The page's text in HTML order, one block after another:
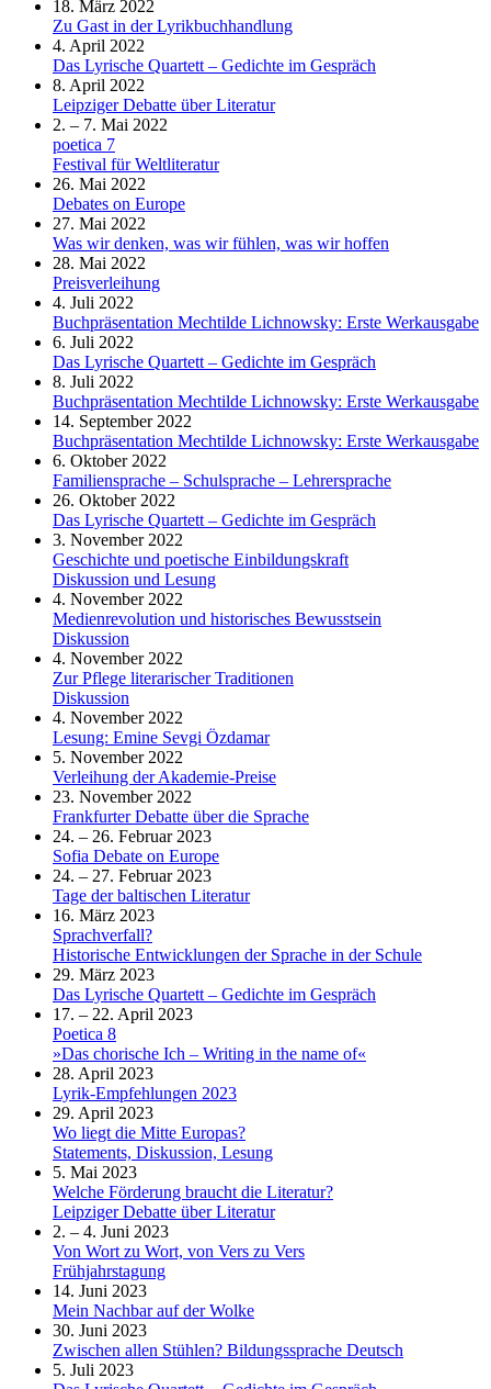
18. März 2022
Zu Gast in der Lyrikbuchhandlung
4. April 2022
Das Lyrische Quartett – Gedichte im Gespräch
8. April 2022
Leipziger Debatte über Literatur
2. – 7. Mai 2022
poetica 7
Festival für Weltliteratur
26. Mai 2022
Debates on Europe
27. Mai 2022
Was wir denken, was wir fühlen, was wir hoffen
28. Mai 2022
Preisverleihung
4. Juli 2022
Buchpräsentation Mechtilde Lichnowsky: Erste Werkausgabe
6. Juli 2022
Das Lyrische Quartett – Gedichte im Gespräch
8. Juli 2022
Buchpräsentation Mechtilde Lichnowsky: Erste Werkausgabe
14. September 2022
Buchpräsentation Mechtilde Lichnowsky: Erste Werkausgabe
6. Oktober 2022
Familiensprache – Schulsprache – Lehrersprache
26. Oktober 2022
Das Lyrische Quartett – Gedichte im Gespräch
3. November 2022
Geschichte und poetische Einbildungskraft
Diskussion und Lesung
4. November 2022
Medienrevolution und historisches Bewusstsein
Diskussion
4. November 2022
Zur Pflege literarischer Traditionen
Diskussion
4. November 2022
Lesung: Emine Sevgi Özdamar
5. November 2022
Verleihung der Akademie-Preise
23. November 2022
Frankfurter Debatte über die Sprache
24. – 26. Februar 2023
Sofia Debate on Europe
24. – 27. Februar 2023
Tage der baltischen Literatur
16. März 2023
Sprachverfall?
Historische Entwicklungen der Sprache in der Schule
29. März 2023
Das Lyrische Quartett – Gedichte im Gespräch
17. – 22. April 2023
Poetica 8
»Das chorische Ich – Writing in the name of«
28. April 2023
Lyrik-Empfehlungen 2023
29. April 2023
Wo liegt die Mitte Europas?
Statements, Diskussion, Lesung
5. Mai 2023
Welche Förderung braucht die Literatur?
Leipziger Debatte über Literatur
2. – 4. Juni 2023
Von Wort zu Wort, von Vers zu Vers
Frühjahrstagung
14. Juni 2023
Mein Nachbar auf der Wolke
30. Juni 2023
Zwischen allen Stühlen? Bildungssprache Deutsch
5. Juli 2023